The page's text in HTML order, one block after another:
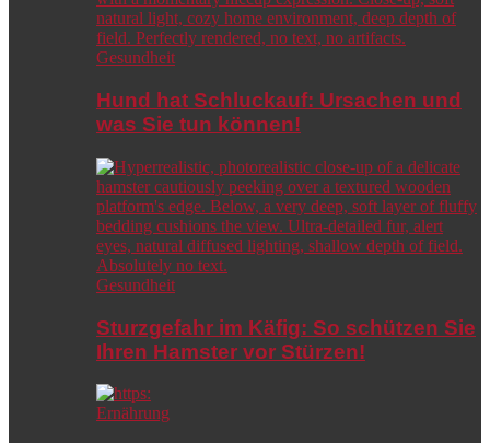
Gesundheit
Hund hat Schluckauf: Ursachen und
was Sie tun können!
Gesundheit
Sturzgefahr im Käfig: So schützen Sie
Ihren Hamster vor Stürzen!
Ernährung